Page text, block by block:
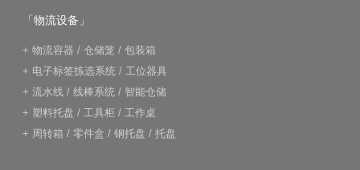
「物流设备」
+ 物流容器 / 仓储笼 / 包装箱
+ 电子标签拣选系统 / 工位器具
+ 流水线 / 线棒系统 / 智能仓储
+ 塑料托盘 / 工具柜 / 工作桌
+ 周转箱 / 零件盒 / 钢托盘 / 托盘